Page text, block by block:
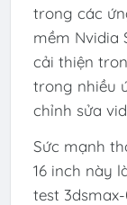
trong các
mềm Nvidia
cải thiện
trong nhiều
chỉnh sửa
Sức mạnh
16 inch này
test